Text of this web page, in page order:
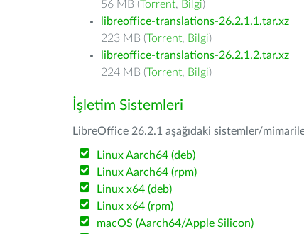
56 MB (Torrent, Bilgi)
libreoffice-translations-26.2.1.1.tar.xz
223 MB (Torrent, Bilgi)
libreoffice-translations-26.2.1.2.tar.xz
224 MB (Torrent, Bilgi)
İşletim Sistemleri
LibreOffice 26.2.1 aşağıdaki sistemler/
Linux Aarch64 (deb)
Linux Aarch64 (rpm)
Linux x64 (deb)
Linux x64 (rpm)
macOS (Aarch64/Apple Silicon)